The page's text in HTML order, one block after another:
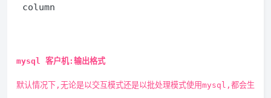
column
mysql 客户机:输出格式
默认情况下,无论是以交互模式还是以批处理模式使用mysql,都会生